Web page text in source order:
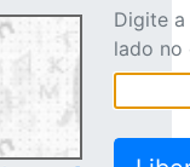
Digite
lado no